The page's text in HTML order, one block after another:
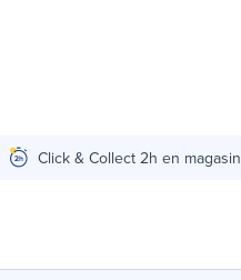
Click & Collect 2h en magasin